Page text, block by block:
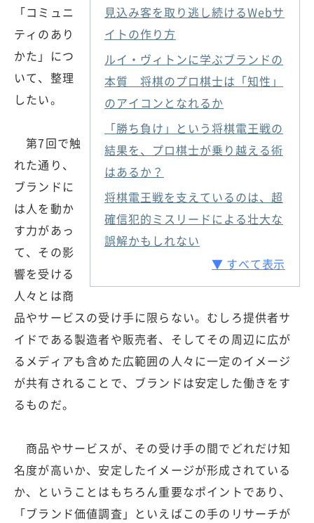
見込み客を取り逃し続けるWebサ
イトの作り方
ルイ・ヴィトンに学ぶブランドの
本質 将棋のプロ棋士は「知性」
のアイコンとなれるか
「勝ち負け」という将棋電王戦の
結果を、プロ棋士が乗り越える術
はあるか？
将棋電王戦を支えているのは、超
確信犯的ミスリードによる壮大な
誤解かもしれない
▼ すべて表示
「コミュニ
ティのあり
かた」につ
いて、整理
したい。
第7回で触
れた通り、
ブランドに
は人を動か
す力があっ
て、その影
響を受ける
人々とは商
品やサービスの受け手に限らない。むしろ提供者サ
イドである製造者や販売者、そしてその周辺に広が
るメディアも含めた広範囲の人々に一定のイメージ
が共有されることで、ブランドは安定した働きをす
るものだ。
商品やサービスが、その受け手の間でどれだけ知
名度が高いか、安定したイメージが形成されている
か、ということはもちろん重要なポイントであり、
「ブランド価値調査」といえばこの手のリサーチが